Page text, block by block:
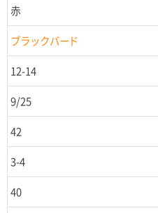
赤
ブラックバード
12-14
9/25
42
3-4
40